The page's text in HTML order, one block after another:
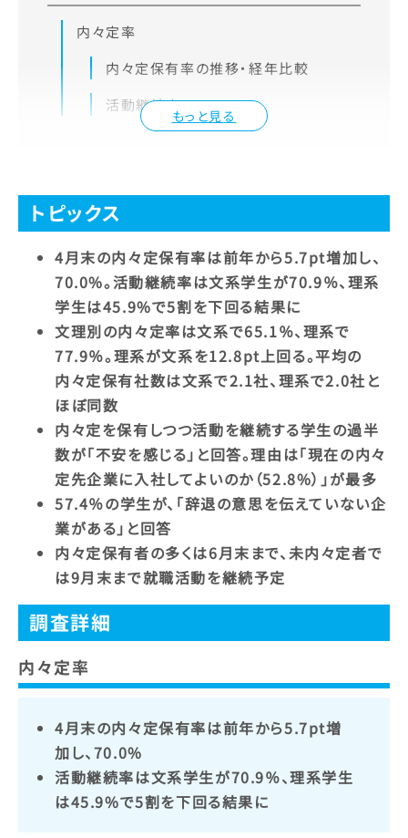
もっと見る
内々定率
内々定保有率の推移・経年比較
活動継続率
トピックス
4月末の内々定保有率は前年から5.7pt増加し、
70.0%。活動継続率は文系学生が70.9％、理系
学生は45.9%で5割を下回る結果に
文理別の内々定率は文系で65.1％、理系で
77.9％。理系が文系を12.8pt上回る。平均の
内々定保有社数は文系で2.1社、理系で2.0社と
ほぼ同数
内々定を保有しつつ活動を継続する学生の過半
数が「不安を感じる」と回答。理由は「現在の内々
定先企業に入社してよいのか（52.8%）」が最多
57.4％の学生が、「辞退の意思を伝えていない企
業がある」と回答
内々定保有者の多くは6月末まで、未内々定者で
は9月末まで就職活動を継続予定
調査詳細
内々定率
4月末の内々定保有率は前年から5.7pt増
加し、70.0%
活動継続率は文系学生が70.9％、理系学生
は45.9%で5割を下回る結果に